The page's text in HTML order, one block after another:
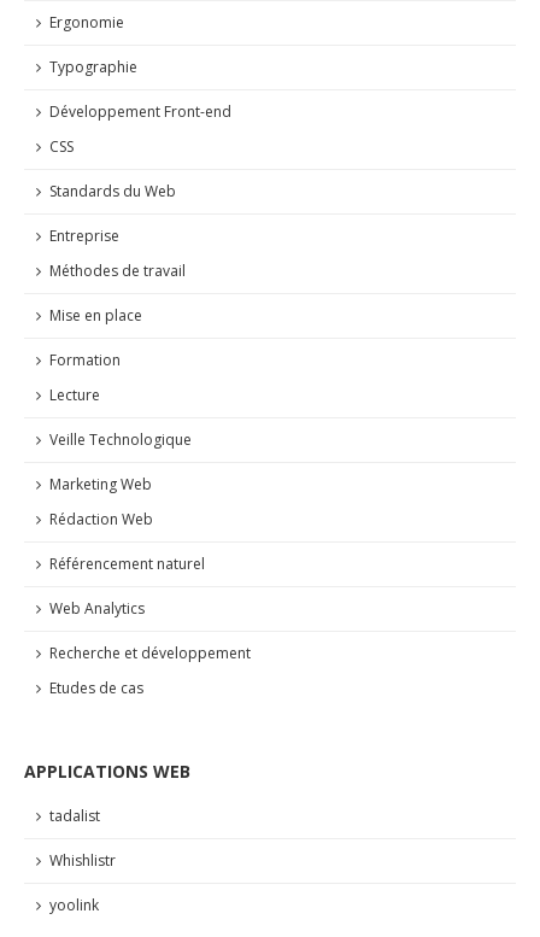
Ergonomie
Typographie
Développement Front-end
CSS
Standards du Web
Entreprise
Méthodes de travail
Mise en place
Formation
Lecture
Veille Technologique
Marketing Web
Rédaction Web
Référencement naturel
Web Analytics
Recherche et développement
Etudes de cas
APPLICATIONS WEB
tadalist
Whishlistr
yoolink